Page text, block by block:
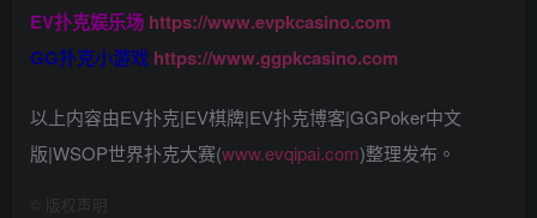
EV扑克娱乐场 https://www.evpkcasino.com
GG扑克小游戏 https://www.ggpkcasino.com
以上内容由EV扑克|EV棋牌|EV扑克博客|GGPoker中文
版|WSOP世界扑克大赛(www.evqipai.com)整理发布。
版权声明